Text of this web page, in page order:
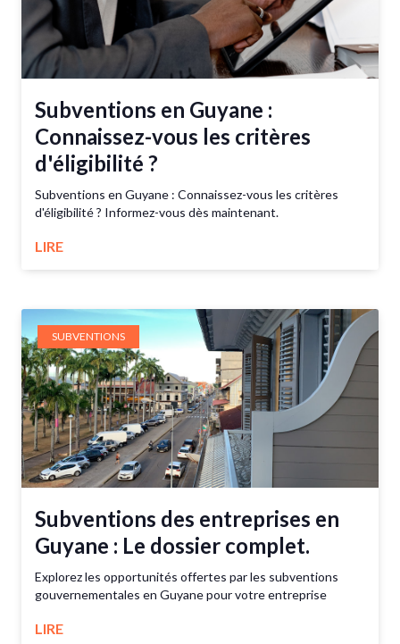
Subventions en Guyane :
Connaissez-vous les critères
d'éligibilité ?
Subventions en Guyane : Connaissez-vous les critères
d'éligibilité ? Informez-vous dès maintenant.
LIRE
SUBVENTIONS
Subventions des entreprises en
Guyane : Le dossier complet.
Explorez les opportunités offertes par les subventions
gouvernementales en Guyane pour votre entreprise
LIRE